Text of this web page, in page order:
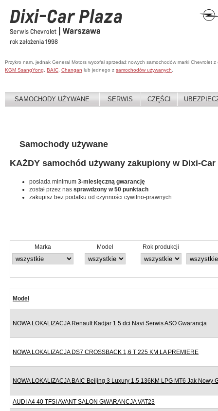
Przykro nam, jednak General Motors wycofał sprzedaż nowych samochodów marki Chevrolet
KGM SsangYong
BAIC Changan lub jednego z samochodów używanych
SAMOCHODY UŻYWANE SERWIS CZĘŚCI
Samochody używane
KAŻDY samochód używany zakupiony w Dixi-Car
posiada minimum 3-miesięczną gwarancję
został przez nas sprawdzony w 50 punktach
zakupisz bez podatku od czynności cywilno-prawnych
Marka Model Rok produkcji
Model
NOWA LOKALIZACJA Renault Kadjar 1.5 dci Navi Serwis ASO Gwarancja
NOWA LOKALIZACJA DS7 CROSSBACK 1,6 T 225 KM LA PREMIERE
NOWA LOKALIZACJA BAIC Beijing 3 Luxury 1.5 136KM LPG MT6 Jak Nowy
AUDI A4 40 TFSI AVANT SALON GWARANCJA VAT23